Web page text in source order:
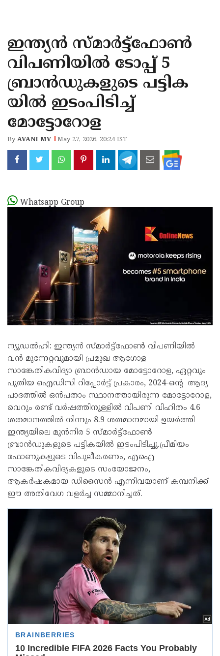
KANNUR
KASARAGOD
ഇന്ത്യൻ സ്‌മാർട്ട്ഫോൺ
വിപണിയിൽ ടോപ്പ് 5
ബ്രാൻഡുകളുടെ പട്ടിക
യിൽ ഇടംപിടിച്ച്‌
മോട്ടോറോള
ByAVANI MV May 27, 2026, 20:24 IST
Whatsapp Group
ന്യൂഡൽഹി: ഇന്ത്യൻ സ്‌മാർട്ട്ഫോൺ വിപണിയിൽ
വൻ മുന്നേറ്റവുമായി പ്രമുഖ ആഗോള
സാങ്കേതികവിദ്യാ ബ്രാൻഡായ മോട്ടോറോള, ഏറ്റവും
പുതിയ ഐഡിസി റിപ്പോർട്ട് പ്രകാരം, 2024-ൻ്റെ ആദ്യ
പാദത്തിൽ ഒൻപതാം സ്ഥാനത്തായിരുന്ന മോട്ടോറോള,
വെറും രണ്ട് വർഷത്തിനുള്ളിൽ വിപണി വിഹിതം 4.6
ശതമാനത്തിൽ നിന്നും 8.9 ശതമാനമായി ഉയർത്തി
ഇന്ത്യയിലെ മുൻനിര 5 സ്‌മാർട്ട്ഫോൺ
ബ്രാൻഡുകളുടെ പട്ടികയിൽ ഇടംപിടിച്ചു.പ്രീമിയം
ഫോണുകളുടെ വിപുലീകരണം, എഐ
സാങ്കേതികവിദ്യകളുടെ സംയോജനം,
ആകർഷകമായ ഡിസൈൻ എന്നിവയാണ് കമ്പനിക്ക്
ഈ അതിവേഗ വളർച്ച സമ്മാനിച്ചത്.